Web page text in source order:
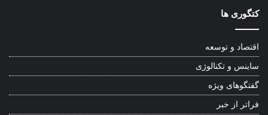
کتگوری ها
اقتصاد و توسعه
ساینس و تکنالوژی
گفتگوهای ویژه
فراتر از خبر